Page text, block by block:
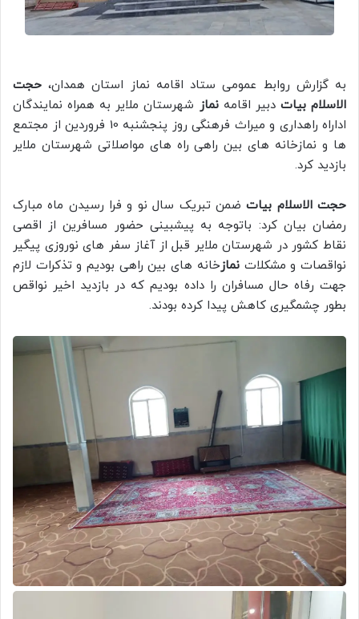
به گزارش روابط عمومی ستاد اقامه نماز استان همدان، حجت
الاسلام بیات دبیر اقامه نماز شهرستان ملایر به همراه نمایندگان
اداراه راهداری و میراث فرهنگی روز پنجشنبه 10 فروردین از مجتمع
ها و نمازخانه های بین راهی راه های مواصلاتی شهرستان ملایر
بازدید کرد.
حجت الاسلام بیاتضمن تبریک سال نو و فرا رسیدن ماه مبارک
رمضان بیان کرد: باتوجه به پیشبینی حضور مسافرین از اقصی
نقاط کشور در شهرستان ملایر قبل از آغاز سفر های نوروزی پیگیر
نواقصات و مشکلاتنمازخانه های بین راهی بودیم و تذکرات لازم
جهت رفاه حال مسافران را داده بودیم که در بازدید اخیر نواقص
بطور چشمگیری کاهش پیدا کرده بودند.